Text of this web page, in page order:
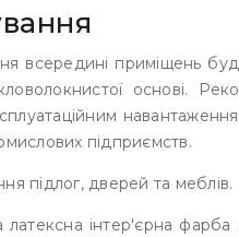
всередині приміщень
основі.
підприємств.
підлог, дверей та меблів.
інтер'єрна